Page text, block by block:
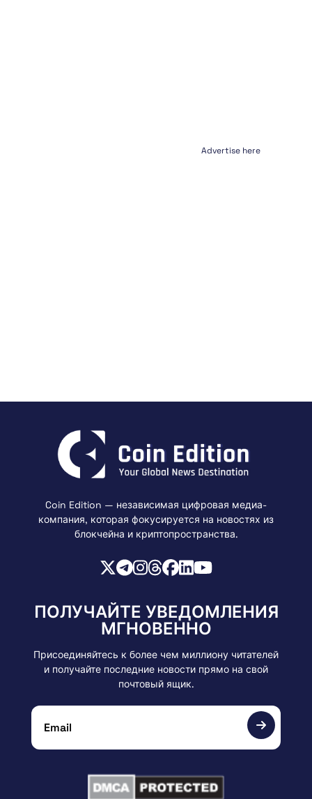
Advertise here
Coin Edition — независимая цифровая медиа-
компания, которая фокусируется на новостях из
блокчейна и криптопространства.
ПОЛУЧАЙТЕ УВЕДОМЛЕНИЯ
МГНОВЕННО
Присоединяйтесь к более чем миллиону читателей
и получайте последние новости прямо на свой
почтовый ящик.